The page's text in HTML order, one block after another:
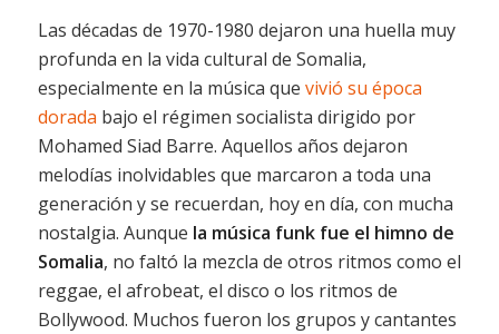
Las décadas de 1970-1980 dejaron una huella muy
profunda en la vida cultural de Somalia,
especialmente en la música que vivió su época
dorada bajo el régimen socialista dirigido por
Mohamed Siad Barre. Aquellos años dejaron
melodías inolvidables que marcaron a toda una
generación y se recuerdan, hoy en día, con mucha
nostalgia. Aunque la música funk fue el himno de
Somalia, no faltó la mezcla de otros ritmos como el
reggae, el afrobeat, el disco o los ritmos de
Bollywood. Muchos fueron los grupos y cantantes